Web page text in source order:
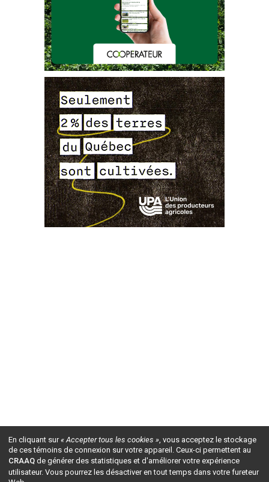
En cliquant sur« Accepter tous les cookies », vous acceptez le stockage
de ces témoins de connexion sur votre appareil. Ceux-ci permettent au
CRAAQ de générer des statistiques et d'améliorer votre expérience
utilisateur. Vous pourrez les désactiver en tout temps dans votre fureteur